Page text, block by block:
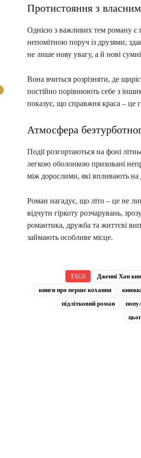
Протистояння з
Однією з важливих тем роману є
непомітною поруч із друзями,
не лише нову увагу, а й нові
Вона вчиться розрізняти, де
постійно порівнюють себе з
показує, що справжня краса – це
Атмосфера
Події розгортаються на фоні
легкою оболонкою приховані
між дорослими, які впливають на
Роман нагадує, що літо – це не
відчути гіркоту розчарувань,
романтика, дружба та життєві
займають особливе місце.
TAGS Дженні Хан
книги про перше кохання
підлітковий роман